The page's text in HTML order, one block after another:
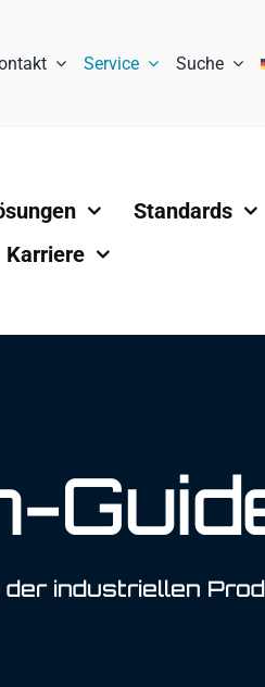
Service Suche
Standards
Karriere
industriellen